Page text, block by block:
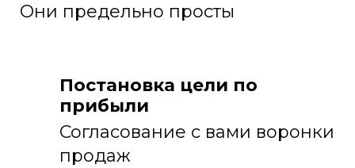
Они предельно просты
Постановка цели по
прибыли
Согласование с вами воронки
продаж